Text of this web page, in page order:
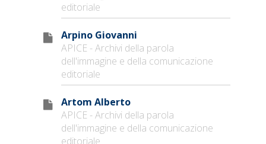
editoriale
Arpino Giovanni
APICE - Archivi della parola
dell'immagine e della comunicazione
editoriale
Artom Alberto
APICE - Archivi della parola
dell'immagine e della comunicazione
editoriale